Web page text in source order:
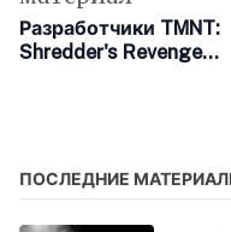
Разработчики TMNT:
Shredder's Revenge
ПОСЛЕДНИЕ